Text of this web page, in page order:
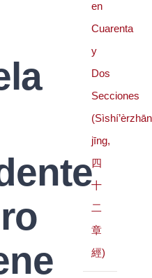
en
Cuarenta
y
Dos
Secciones
jīng,
四
十
二
章
經)